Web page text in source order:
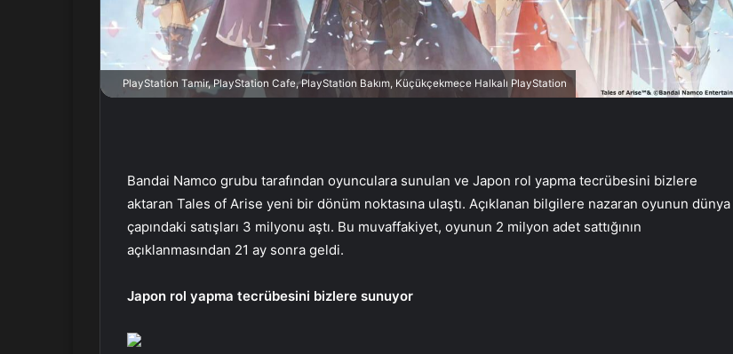
r
m
e
k
PlayStation Tamir, PlayStation Cafe, PlayStation Bakım, Küçükçekmece Halkalı PlayStation
Bandai Namco grubu tarafından oyunculara sunulan ve Japon rol yapma tecrübesini bizlere
aktaran Tales of Arise yeni bir dönüm noktasına ulaştı. Açıklanan bilgilere nazaran oyunun dünya
çapındaki satışları 3 milyonu aştı. Bu muvaffakiyet, oyunun 2 milyon adet sattığının
açıklanmasından 21 ay sonra geldi.
Japon rol yapma tecrübesini bizlere sunuyor